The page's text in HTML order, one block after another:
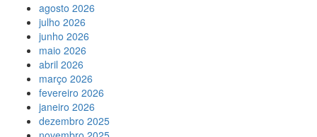
agosto 2026
julho 2026
junho 2026
maio 2026
abril 2026
março 2026
fevereiro 2026
janeiro 2026
dezembro 2025